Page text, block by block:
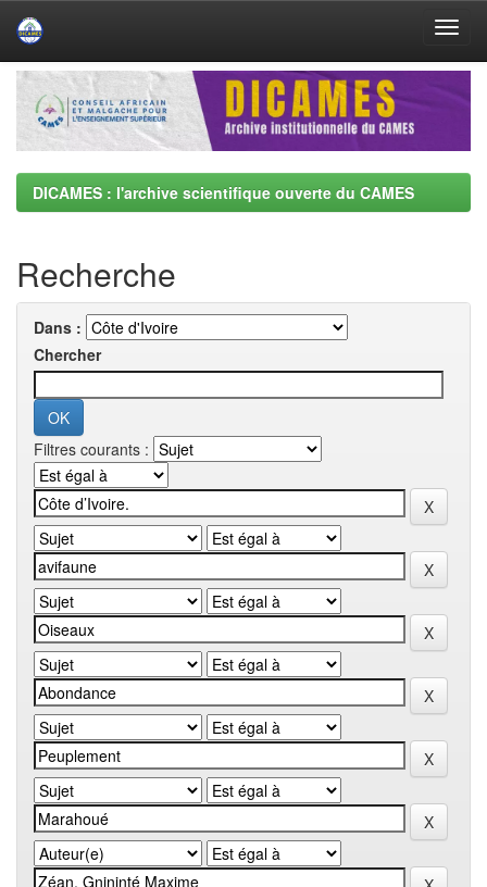
Skip
navigation
DICAMES : l'archive scientifique ouverte du CAMES
Recherche
Dans :
Chercher
Filtres courants :